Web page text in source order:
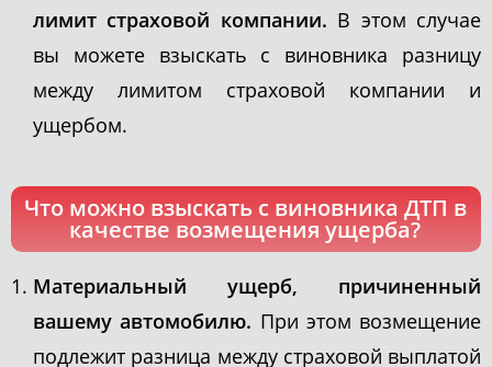
лимит страховой компании. В этом случае
вы можете взыскать с виновника разницу
между лимитом страховой компании и
ущербом.
Что можно взыскать с виновника ДТП в
качестве возмещения ущерба?
Материальный ущерб, причиненный
вашему автомобилю. При этом возмещение
подлежит разница между страховой выплатой